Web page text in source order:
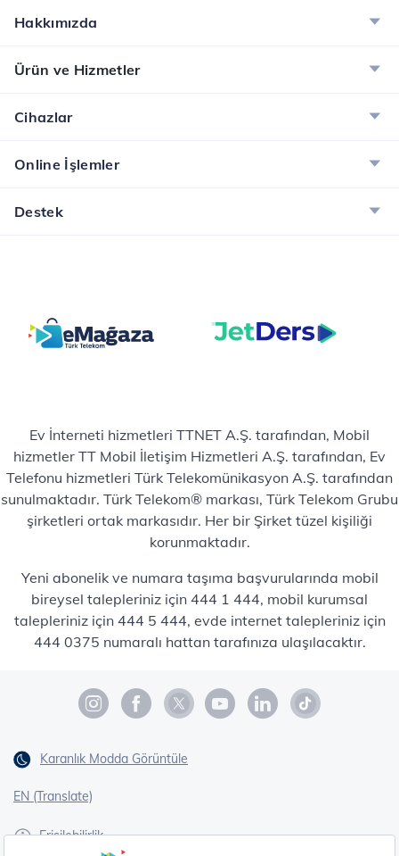
katlanabilir cihazlar
S23 Series model...
Hakkımızda
Ürün ve Hizmetler
Cihazlar
Online İşlemler
Destek
Ev İnterneti hizmetleri TTNET A.Ş. tarafından, Mobil
hizmetler TT Mobil İletişim Hizmetleri A.Ş. tarafından, Ev
Telefonu hizmetleri Türk Telekomünikasyon A.Ş. tarafından
sunulmaktadır. Türk Telekom® markası, Türk Telekom Grubu
şirketleri ortak markasıdır. Her bir Şirket tüzel kişiliği
korunmaktadır.
Yeni abonelik ve numara taşıma başvurularında mobil
bireysel talepleriniz için 444 1 444, mobil kurumsal
talepleriniz için 444 5 444, evde internet talepleriniz için
444 0375 numaralı hattan tarafınıza ulaşılacaktır.
Karanlık Modda Görüntüle
EN (Translate)
Erişilebilirlik